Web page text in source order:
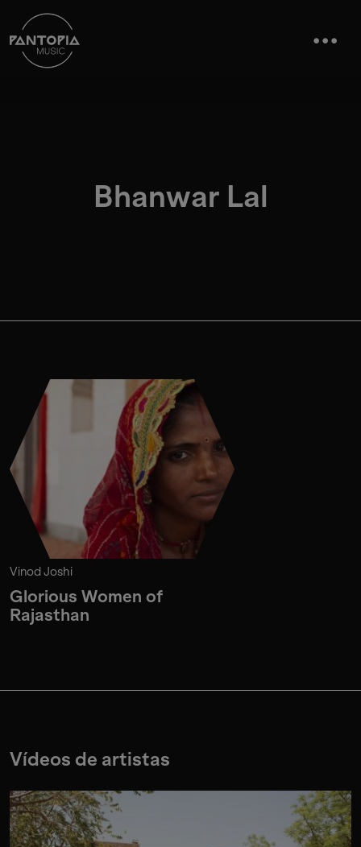
Bhanwar Lal
Vinod Joshi
Glorious Women of
Rajasthan
Vídeos de artistas